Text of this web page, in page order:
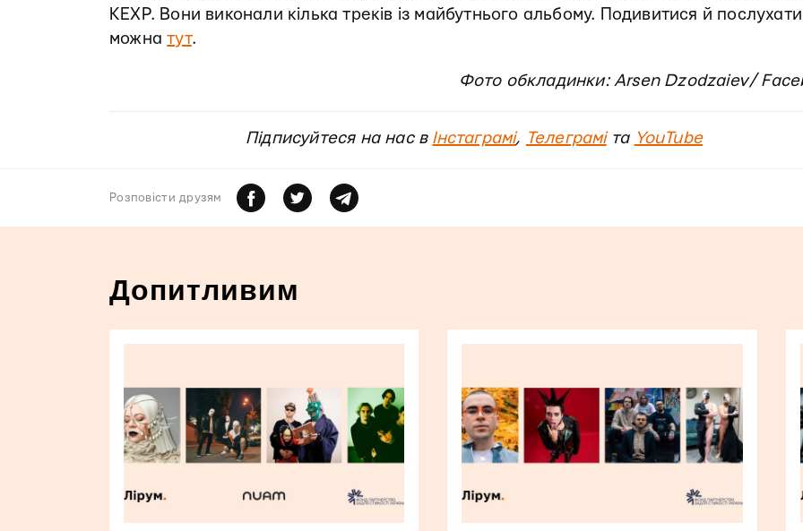
KEXP. Вони виконали кілька треків із майбутнього альбому. Подивитися й послухати
можнатут.
Фото обкладинки: Arsen Dzodzaiev/
Підписуйтеся на нас в Інстаграмі, Телеграміта YouTube
Розповiсти друзям
Допитливим